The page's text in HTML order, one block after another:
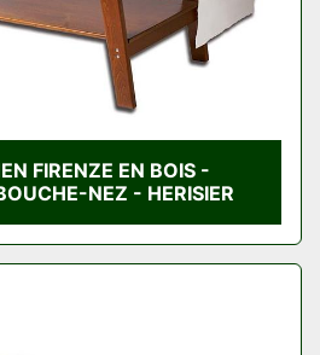
FIRENZE EN BOIS -
NEZ - HERISIER